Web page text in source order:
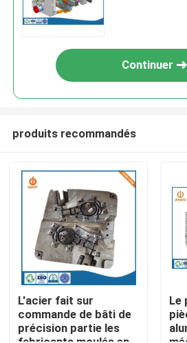
Aperçu
Produits
A propos de nous
Continuer
produits recommandés
L'acier fait sur
commande de bâti de
précision partie les
Le